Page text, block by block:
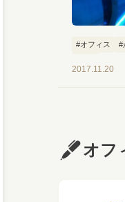
#オフィス #
2017.11.20
オフ